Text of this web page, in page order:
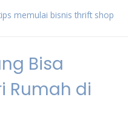
memulai bisnis thrift shop
Bisa
Rumah di